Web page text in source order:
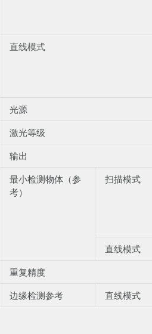
直线模式
光源
激光等级
输出
最小检测物体（参
考）
扫描模式
直线模式
重复精度
边缘检测参考 直线模式